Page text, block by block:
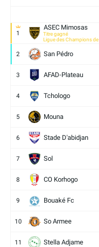
1
ASEC Mimosas
Titre gagné
Ligue des Champions de
2 San Pédro
3 AFAD-Plateau
4 Tchologo
5 Mouna
6 Stade D'abidjan
7 Sol
8 CO Korhogo
9 Bouaké Fc
10 So Armee
11 Stella Adjame